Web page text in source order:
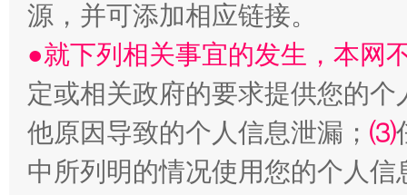
受贿1.44亿！段成刚被判无期 从幼
源，并可添加相应链接。
●就下列相关事宜的发生，本网
定或相关政府的要求提供您的个
他原因导致的个人信息泄漏； ⑶
中所列明的情况使用您的个人